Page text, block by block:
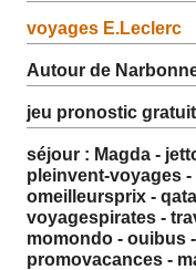
voyages E.Leclerc
Autour de
jeu pronostic gratuit
séjour : Magda -
pleinvent-voyages
omeilleursprix -
voyagespirates -
momondo - ouibus
promovacances -